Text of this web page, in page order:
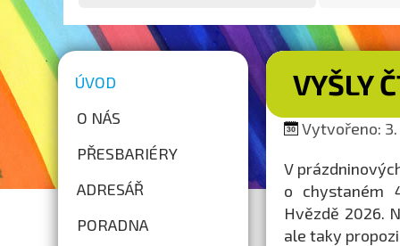
ÚVOD
O NÁS
PŘESBARIÉRY
ADRESÁŘ
PORADNA
VYŠLY
Vytvořeno: 3.
V
o chystaném
Hvězdě 2026.
ale taky